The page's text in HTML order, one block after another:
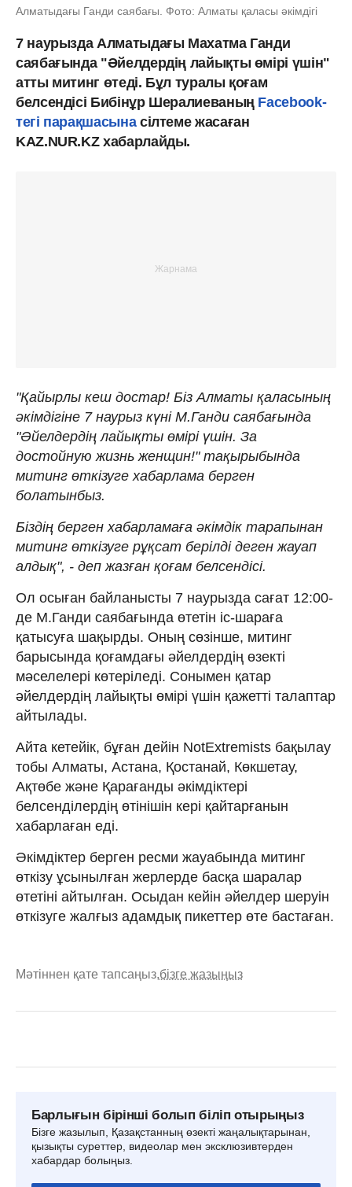
Алматыдағы Ганди саябағы. Фото: Алматы қаласы әкімдігі
7 наурызда Алматыдағы Махатма Ганди
саябағында "Әйелдердің лайықты өмірі үшін"
атты митинг өтеді. Бұл туралы қоғам
белсендісі Бибінұр Шералиеваның Facebook-
тегі парақшасынасілтеме жасаған
KAZ.NUR.KZ хабарлайды.
"Қайырлы кеш достар! Біз Алматы қаласының
әкімдігіне 7 наурыз күні М.Ганди саябағында
"Әйелдердің лайықты өмірі үшін. За
достойную жизнь женщин!" тақырыбында
митинг өткізуге хабарлама берген
болатынбыз.
Біздің берген хабарламаға әкімдік тарапынан
митинг өткізуге рұқсат берілді деген жауап
алдық", - деп жазған қоғам белсендісі.
Ол осыған байланысты 7 наурызда сағат 12:00-
де М.Ганди саябағында өтетін іс-шараға
қатысуға шақырды. Оның сөзінше, митинг
барысында қоғамдағы әйелдердің өзекті
мәселелері көтеріледі. Сонымен қатар
әйелдердің лайықты өмірі үшін қажетті талаптар
айтылады.
Айта кетейік, бұған дейін NotExtremists бақылау
тобы Алматы, Астана, Қостанай, Көкшетау,
Ақтөбе және Қарағанды әкімдіктері
белсенділердің өтінішін кері қайтарғанын
хабарлаған еді.
Әкімдіктер берген ресми жауабында митинг
өткізу ұсынылған жерлерде басқа шаралар
өтетіні айтылған. Осыдан кейін әйелдер шеруін
өткізуге жалғыз адамдық пикеттер өте бастаған.
Мәтіннен қате тапсаңыз,бізге жазыңыз
Барлығын бірінші болып біліп отырыңыз
Бізге жазылып, Қазақстанның өзекті жаңалықтарынан,
қызықты суреттер, видеолар мен эксклюзивтерден
хабардар болыңыз.